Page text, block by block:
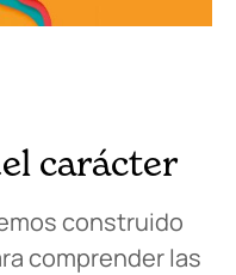
carácter
construido
comprender las